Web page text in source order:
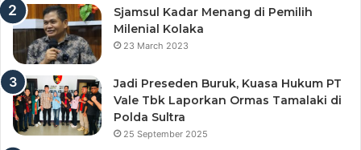
Sjamsul Kadar Menang di Pemilih
Milenial Kolaka
23 March 2023
Jadi Preseden Buruk, Kuasa Hukum PT
Vale Tbk Laporkan Ormas Tamalaki di
Polda Sultra
25 September 2025